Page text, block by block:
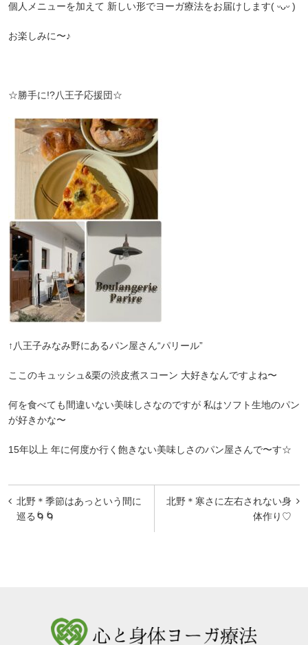
個人メニューを加えて 新しい形でヨーガ療法をお届けします( ᵕᴗᵕ )
お楽しみに〜♪
☆勝手に!?八王子応援団☆
↑八王子みなみ野にあるパン屋さん“パリール”
ここのキュッシュ&栗の渋皮煮スコーン 大好きなんですよね〜
何を食べても間違いない美味しさなのですが 私はソフト生地のパン
が好きかな〜
15年以上 年に何度か行く飽きない美味しさのパン屋さんで〜す☆
投
稿
北野＊寒さに左右されない身
体作り♡
北野＊季節はあっという間に
巡る🌀🌀